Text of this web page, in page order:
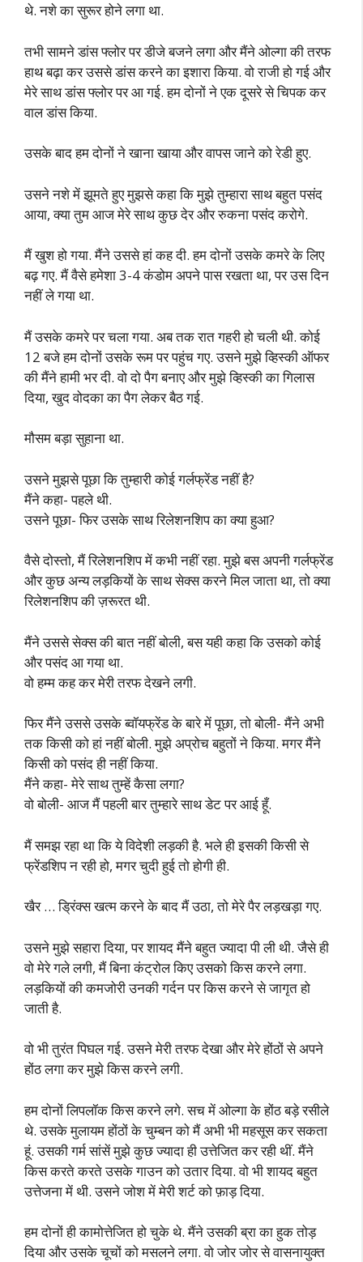
थे. नशे का सुरूर होने लगा था.
तभी सामने डांस फ्लोर पर डीजे बजने लगा और मैंने ओल्गा की तरफ
हाथ बढ़ा कर उससे डांस करने का इशारा किया. वो राजी हो गई और
मेरे साथ डांस फ्लोर पर आ गई. हम दोनों ने एक दूसरे से चिपक कर
वाल डांस किया.
उसके बाद हम दोनों ने खाना खाया और वापस जाने को रेडी हुए.
उसने नशे में झूमते हुए मुझसे कहा कि मुझे तुम्हारा साथ बहुत पसंद
आया, क्या तुम आज मेरे साथ कुछ देर और रुकना पसंद करोगे.
मैं खुश हो गया. मैंने उससे हां कह दी. हम दोनों उसके कमरे के लिए
बढ़ गए. मैं वैसे हमेशा 3-4 कंडोम अपने पास रखता था, पर उस दिन
नहीं ले गया था.
मैं उसके कमरे पर चला गया. अब तक रात गहरी हो चली थी. कोई
12 बजे हम दोनों उसके रूम पर पहुंच गए. उसने मुझे व्हिस्की ऑफर
की मैंने हामी भर दी. वो दो पैग बनाए और मुझे व्हिस्की का गिलास
दिया, खुद वोदका का पैग लेकर बैठ गई.
मौसम बड़ा सुहाना था.
उसने मुझसे पूछा कि तुम्हारी कोई गर्लफ्रेंड नहीं है?
मैंने कहा- पहले थी.
उसने पूछा- फिर उसके साथ रिलेशनशिप का क्या हुआ?
वैसे दोस्तो, मैं रिलेशनशिप में कभी नहीं रहा. मुझे बस अपनी गर्लफ्रेंड
और कुछ अन्य लड़कियों के साथ सेक्स करने मिल जाता था, तो क्या
रिलेशनशिप की ज़रूरत थी.
मैंने उससे सेक्स की बात नहीं बोली, बस यही कहा कि उसको कोई
और पसंद आ गया था.
वो हम्म कह कर मेरी तरफ देखने लगी.
फिर मैंने उससे उसके ब्वॉयफ्रेंड के बारे में पूछा, तो बोली- मैंने अभी
तक किसी को हां नहीं बोली. मुझे अप्रोच बहुतों ने किया. मगर मैंने
किसी को पसंद ही नहीं किया.
मैंने कहा- मेरे साथ तुम्हें कैसा लगा?
वो बोली- आज मैं पहली बार तुम्हारे साथ डेट पर आई हूँ.
मैं समझ रहा था कि ये विदेशी लड़की है. भले ही इसकी किसी से
फ्रेंडशिप न रही हो, मगर चुदी हुई तो होगी ही.
खैर … ड्रिंक्स खत्म करने के बाद मैं उठा, तो मेरे पैर लड़खड़ा गए.
उसने मुझे सहारा दिया, पर शायद मैंने बहुत ज्यादा पी ली थी. जैसे ही
वो मेरे गले लगी, मैं बिना कंट्रोल किए उसको किस करने लगा.
लड़कियों की कमजोरी उनकी गर्दन पर किस करने से जागृत हो
जाती है.
वो भी तुरंत पिघल गई. उसने मेरी तरफ देखा और मेरे होंठों से अपने
होंठ लगा कर मुझे किस करने लगी.
हम दोनों लिपलॉक किस करने लगे. सच में ओल्गा के होंठ बड़े रसीले
थे. उसके मुलायम होंठों के चुम्बन को मैं अभी भी महसूस कर सकता
हूं. उसकी गर्म सांसें मुझे कुछ ज्यादा ही उत्तेजित कर रही थीं. मैंने
किस करते करते उसके गाउन को उतार दिया. वो भी शायद बहुत
उत्तेजना में थी. उसने जोश में मेरी शर्ट को फ़ाड़ दिया.
हम दोनों ही कामोत्तेजित हो चुके थे. मैंने उसकी ब्रा का हुक तोड़
दिया और उसके चूचों को मसलने लगा. वो जोर जोर से वासनायुक्त